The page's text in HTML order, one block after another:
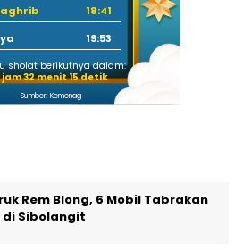
18:41
19:53
sholat berikutnya dalam:
jam 32 menit 14 detik
Sumber: Kemenag
Rem Blong, 6 Mobil Tabrakan
di Sibolangit